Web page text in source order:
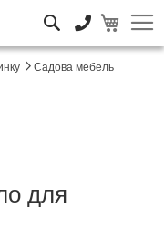
Садова мебель
для